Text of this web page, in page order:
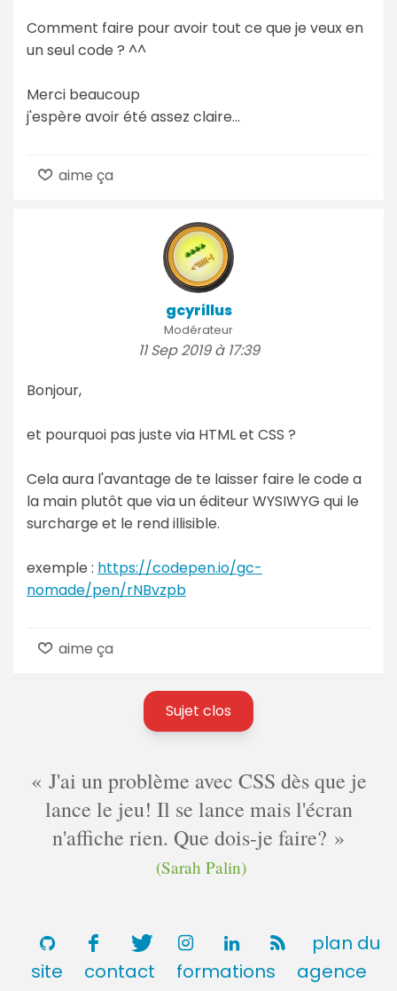
Comment faire pour avoir tout ce que je veux en
un seul code ? ^^
Merci beaucoup
j'espère avoir été assez claire...
aime ça
gcyrillus
Modérateur
11 Sep 2019 à 17:39
Bonjour,
et pourquoi pas juste via HTML et CSS ?
Cela aura l'avantage de te laisser faire le code a
la main plutôt que via un éditeur WYSIWYG qui le
surcharge et le rend illisible.
exemple : https://codepen.io/gc-
nomade/pen/rNBvzpb
aime ça
Sujet clos
J'ai un problème avec CSS dès que je
lance le jeu! Il se lance mais l'écran
n'affiche rien. Que dois-je faire?
(Sarah Palin)
plan du
site
contact formations
agence